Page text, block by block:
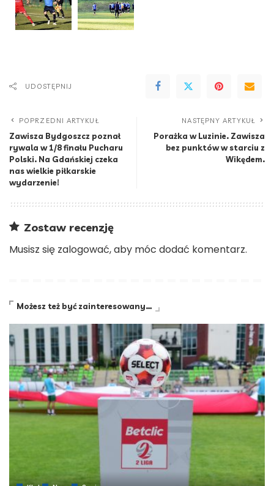
UDOSTĘPNIJ
POPRZEDNI ARTYKUŁ
Zawisza Bydgoszcz poznał
rywala w 1/8 finału Pucharu
Polski. Na Gdańskiej czeka
nas wielkie piłkarskie
wydarzenie!
NASTĘPNY ARTYKUŁ
Porażka w Luzinie. Zawisza
bez punktów w starciu z
Wikędem.
Zostaw recenzję
Musisz się zalogować, aby móc dodać komentarz.
Możesz też być zainteresowany…